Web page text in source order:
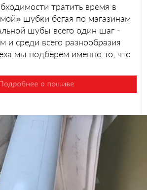
тратить время в
шубки бегая по магазинам
шубы всего один шаг -
и среди всего разнообразия
мы подберем именно то, что